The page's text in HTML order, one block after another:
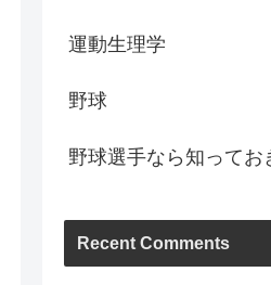
運動生理学
野球
野球選手なら知ってお
Recent Comments